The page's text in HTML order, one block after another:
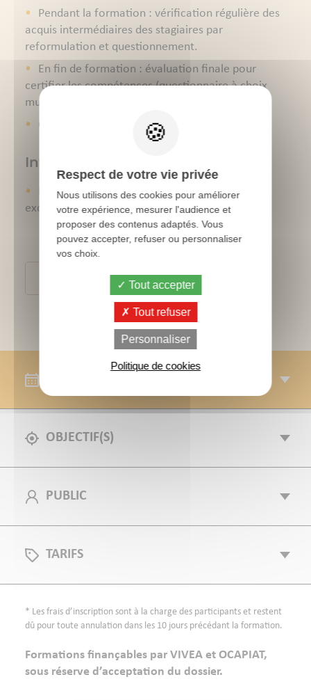
Pendant la formation : vérification régulière des
acquis intermédiaires des stagiaires par
reformulation et questionnement.
En fin de formation : évaluation finale pour
certifier les compétences (questionnaire à choix
multiple)
Questionnaire de satisfaction à chaud
Intervenants
Edouard Huchin, docteur vétérinaire exerçant
exclusivement en production avicole
Conditions générales de ventes
OBJECTIF(S)
PUBLIC
TARIFS
* Les frais d’inscription sont à la charge des participants et restent
dû pour toute annulation dans les 10 jours précédant la formation.
Formations finançables par VIVEA et OCAPIAT,
sous réserve d’acceptation du dossier.
Respect de votre vie privée
Nous utilisons des cookies pour améliorer
votre expérience, mesurer l'audience et
proposer des contenus adaptés. Vous
pouvez accepter, refuser ou personnaliser
vos choix.
Tout accepter
Tout refuser
Personnaliser
Politique de cookies